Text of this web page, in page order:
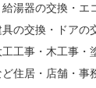
湯器の交換・エ
の交換・ドアの
工事・木工事・
住居・店舗・事